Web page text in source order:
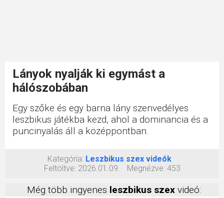
Lányok nyalják ki egymást a
hálószobában
Egy szőke és egy barna lány szenvedélyes
leszbikus játékba kezd, ahol a dominancia és a
puncinyalás áll a középpontban.
Kategória: Leszbikus szex videók
Feltöltve: 2026.01.09. Megnézve: 453
Még több ingyenes leszbikus szex videó: